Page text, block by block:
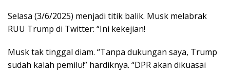
Selasa (3/6/2025) menjadi titik balik. Musk melabrak
RUU Trump di Twitter: “Ini kekejian!
Musk tak tinggal diam. “Tanpa dukungan saya, Trump
sudah kalah pemilu!” hardiknya. “DPR akan dikuasai